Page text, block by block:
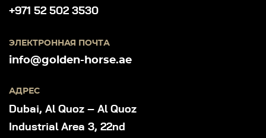
+971 52 502 3530
ЭЛЕКТРОННАЯ ПОЧТА
info@golden-horse.ae
АДРЕС
Dubai, Al Quoz – Al Quoz
Industrial Area 3, 22nd